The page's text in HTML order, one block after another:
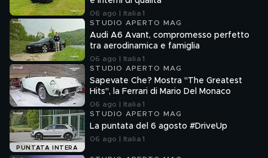
06 ago | Italia 1
STUDIO APERTO MAG
Audi A6 Avant, compromesso perfetto
tra aerodinamica e famiglia
06 ago | Italia 1
STUDIO APERTO MAG
Sapevate Che? Mostra "The Greatest
Hits", la Ferrari di Mario Del Monaco
06 ago | Italia 1
PUNTATA INTERA
STUDIO APERTO MAG
La puntata del 6 agosto #DriveUp
06 ago | Italia 1